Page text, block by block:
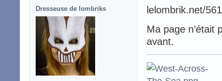
Dresseuse de lombriks
lelombrik.net/
Ma page n’était
avant.